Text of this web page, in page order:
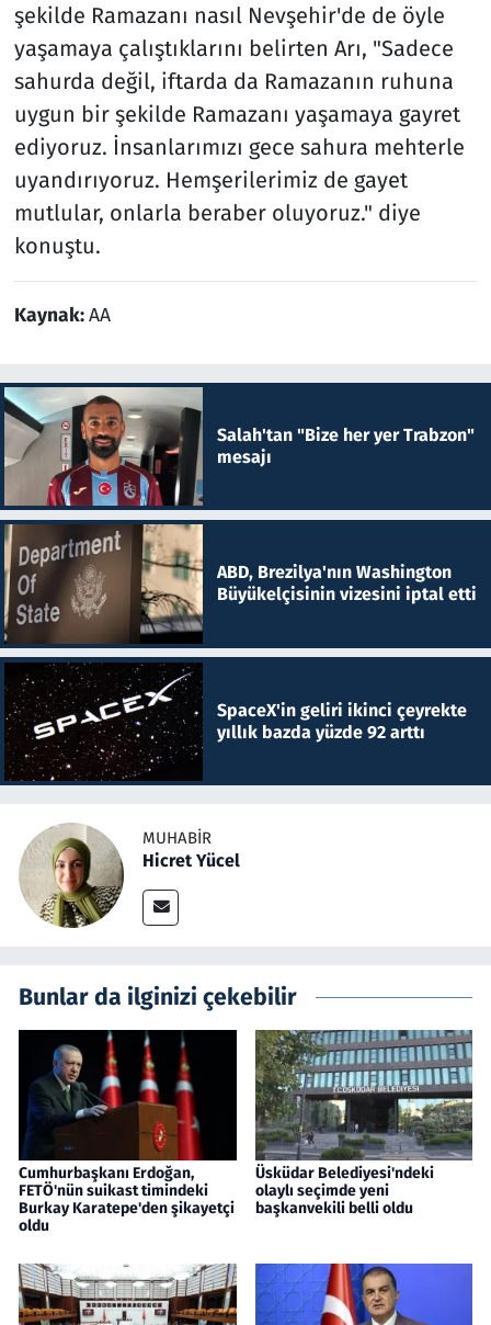
şekilde Ramazanı nasıl Nevşehir'de de öyle
yaşamaya çalıştıklarını belirten Arı, "Sadece
sahurda değil, iftarda da Ramazanın ruhuna
uygun bir şekilde Ramazanı yaşamaya gayret
ediyoruz. İnsanlarımızı gece sahura mehterle
uyandırıyoruz. Hemşerilerimiz de gayet
mutlular, onlarla beraber oluyoruz." diye
konuştu.
Kaynak:AA
Salah'tan "Bize her yer Trabzon"
mesajı
ABD, Brezilya'nın Washington
Büyükelçisinin vizesini iptal etti
SpaceX'in geliri ikinci çeyrekte
yıllık bazda yüzde 92 arttı
MUHABIR
Hicret Yücel
Bunlar da ilginizi çekebilir
Cumhurbaşkanı Erdoğan,
FETÖ'nün suikast timindeki
Burkay Karatepe'den şikayetçi
oldu
Üsküdar Belediyesi'ndeki
olaylı seçimde yeni
başkanvekili belli oldu